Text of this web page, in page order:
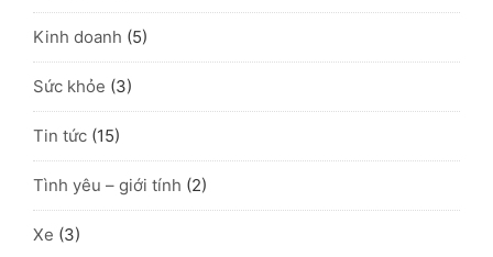
Kinh doanh (5)
Sức khỏe (3)
Tin tức (15)
Tình yêu – giới tính (2)
Xe (3)